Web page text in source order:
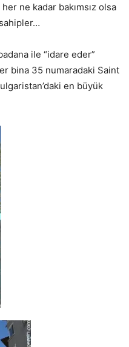
ne kadar bakımsız olsa
ile “idare eder”
bina 35 numaradaki Saint
en büyük